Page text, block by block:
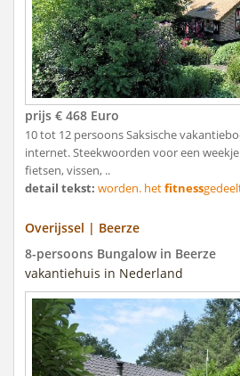
prijs € 468 Euro
10 tot 12 persoons Saksische
internet. Steekwoorden voor een
fietsen, vissen, ..
detail tekst: worden. hetfitness
Overijssel | Beerze
8-persoons Bungalow in Beerze
vakantiehuis in Nederland